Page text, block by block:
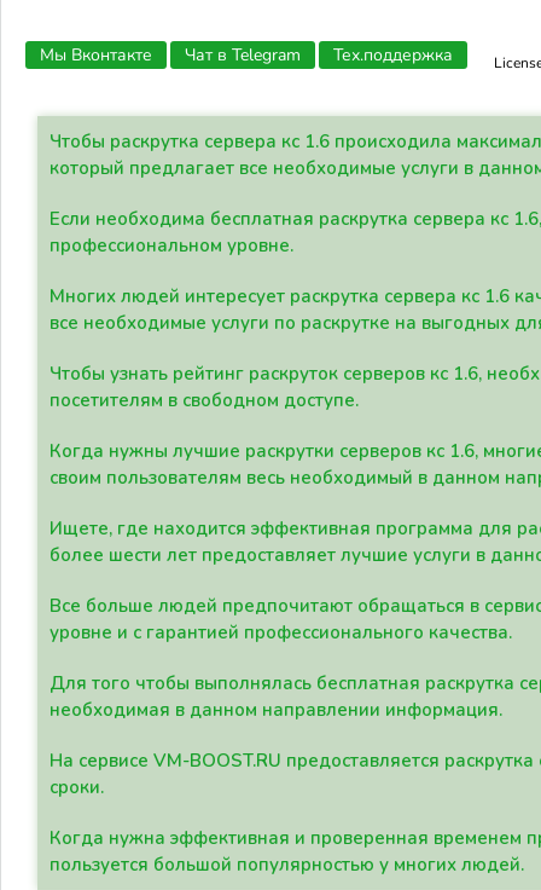
Мы Вконтакте Чат в Telegram Тех.поддержка
Чтобы раскрутка сервера кс 1.6 происходила
который предлагает все необходимые услуги в
Если необходима бесплатная раскрутка сервера кс
профессиональном уровне.
Многих людей интересует раскрутка сервера кс 1.6
все необходимые услуги по раскрутке на выгодных
Чтобы узнать рейтинг раскруток серверов кс 1.6,
посетителям в свободном доступе.
Когда нужны лучшие раскрутки серверов кс 1.6,
своим пользователям весь необходимый в данном
Ищете, где находится эффективная программа для
более шести лет предоставляет лучшие услуги в
Все больше людей предпочитают обращаться в
уровне и с гарантией профессионального качества.
Для того чтобы выполнялась бесплатная раскрутка
необходимая в данном направлении информация.
На сервисе VM-BOOST.RU предоставляется
сроки.
Когда нужна эффективная и проверенная временем
пользуется большой популярностью у многих людей.